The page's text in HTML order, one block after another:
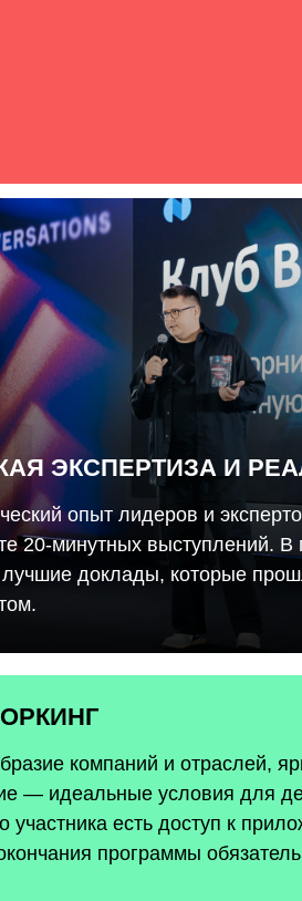
ЭКСПЕРТИЗА И
опыт лидеров и
20-минутных выступлений. В
лучшие доклады, которые
компаний и отраслей,
— идеальные условия для
участника есть доступ к
программы